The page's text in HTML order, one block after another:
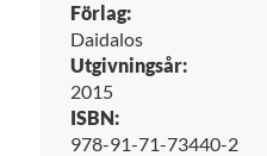
Förlag:
Daidalos
Utgivningsår:
2015
ISBN:
978-91-71-73440-2